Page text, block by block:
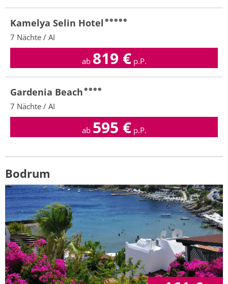
Kamelya Selin Hotel
7 Nächte / AI
ab 819 € p.P.
Gardenia Beach
7 Nächte / AI
ab 595 € p.P.
Bodrum